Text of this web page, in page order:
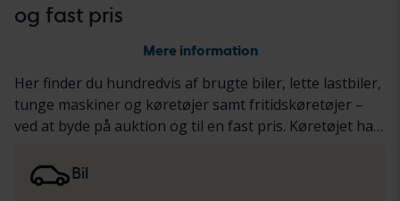
og fast pris
Mere information
Her finder du hundredvis af brugte biler, lette lastbiler,
tunge maskiner og køretøjer samt fritidskøretøjer –
ved at byde på auktion og til en fast pris. Køretøjet har
blevet dokumenteret baseret på en standardiseret
protokol. Vi præsenterer resultaterne i
Bil